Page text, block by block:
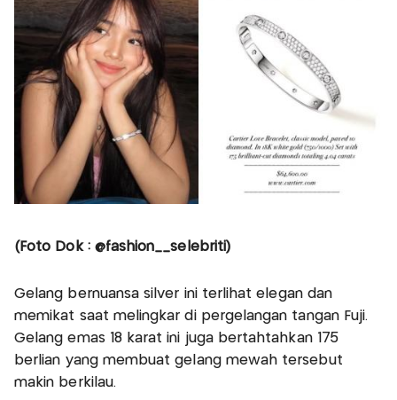
(Foto Dok : @fashion__selebriti)
Gelang bernuansa silver ini terlihat elegan dan
memikat saat melingkar di pergelangan tangan Fuji.
Gelang emas 18 karat ini juga bertahtahkan 175
berlian yang membuat gelang mewah tersebut
makin berkilau.